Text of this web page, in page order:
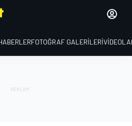
FOTOĞRAF GALERILERI